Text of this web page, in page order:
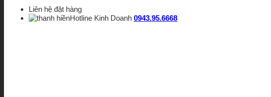
số
lượng
Liên hệ đặt hàng
Hotline Kinh Doanh 0943.95.6668